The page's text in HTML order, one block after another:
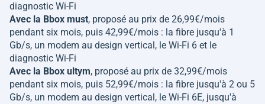
diagnostic Wi-Fi
Avec la Bbox must, proposé au prix de 26,99€/mois
pendant six mois, puis 42,99€/mois : la fibre jusqu'à 1
Gb/s, un modem au design vertical, le Wi-Fi 6 et le
diagnostic Wi-Fi
Avec la Bbox ultym, proposé au prix de 32,99€/mois
pendant six mois, puis 52,99€/mois : la fibre jusqu'à 2 ou 5
Gb/s, un modem au design vertical, le Wi-Fi 6E, jusqu'à